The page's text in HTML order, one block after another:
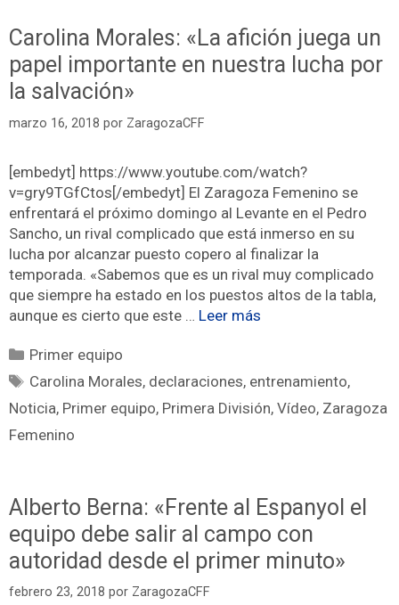
Carolina Morales: «La afición juega un
papel importante en nuestra lucha por
la salvación»
marzo 16, 2018 por ZaragozaCFF
[embedyt] https://www.youtube.com/watch?
v=gry9TGfCtos[/embedyt] El Zaragoza Femenino se
enfrentará el próximo domingo al Levante en el Pedro
Sancho, un rival complicado que está inmerso en su
lucha por alcanzar puesto copero al finalizar la
temporada. «Sabemos que es un rival muy complicado
que siempre ha estado en los puestos altos de la tabla,
aunque es cierto que este … Leer más
Primer equipo
Carolina Morales, declaraciones, entrenamiento,
Noticia, Primer equipo, Primera División, Vídeo, Zaragoza
Femenino
Alberto Berna: «Frente al Espanyol el
equipo debe salir al campo con
autoridad desde el primer minuto»
febrero 23, 2018 por ZaragozaCFF